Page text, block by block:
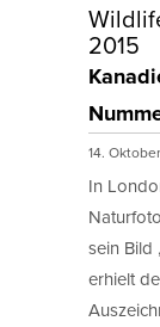
2015
14.
In
sein Bild
erhielt